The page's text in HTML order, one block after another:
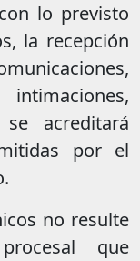
lo previsto
la recepción
acreditará
por el
no resulte
que